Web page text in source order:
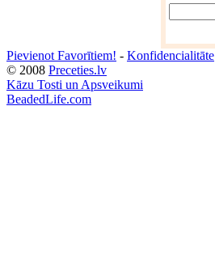
Pievienot Favorītiem! - Konfidencialitāte
© 2008 Preceties.lv
Kāzu Tosti un Apsveikumi
BeadedLife.com